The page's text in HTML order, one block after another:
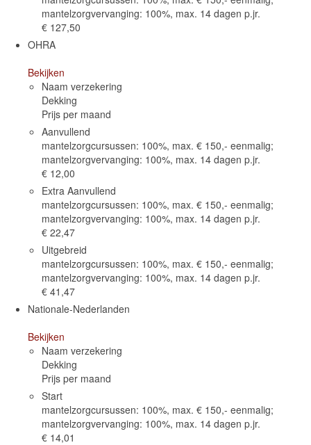
mantelzorgvervanging: 100%, max. 14 dagen p.jr.
€ 127,50
OHRA
Bekijken
Naam verzekering
Dekking
Prijs per maand
Aanvullend
mantelzorgcursussen: 100%, max. € 150,- eenmalig;
mantelzorgvervanging: 100%, max. 14 dagen p.jr.
€ 12,00
Extra Aanvullend
mantelzorgcursussen: 100%, max. € 150,- eenmalig;
mantelzorgvervanging: 100%, max. 14 dagen p.jr.
€ 22,47
Uitgebreid
mantelzorgcursussen: 100%, max. € 150,- eenmalig;
mantelzorgvervanging: 100%, max. 14 dagen p.jr.
€ 41,47
Nationale-Nederlanden
Bekijken
Naam verzekering
Dekking
Prijs per maand
Start
mantelzorgcursussen: 100%, max. € 150,- eenmalig;
mantelzorgvervanging: 100%, max. 14 dagen p.jr.
€ 14,01